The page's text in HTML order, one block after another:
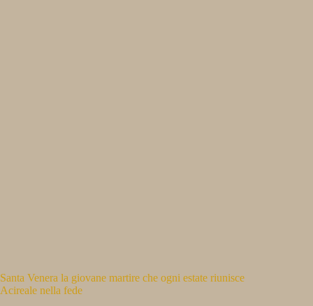
Santa Venera la giovane martire che ogni estate riunisce
Acireale nella fede